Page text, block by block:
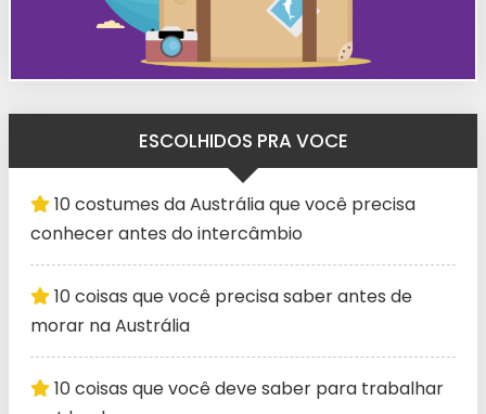
ESCOLHIDOS PRA VOCE
10 costumes da Austrália que você precisa
conhecer antes do intercâmbio
10 coisas que você precisa saber antes de
morar na Austrália
10 coisas que você deve saber para trabalhar